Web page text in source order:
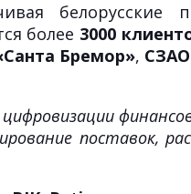
более 3000
Бремор»,
поставок,